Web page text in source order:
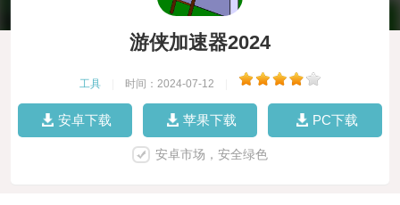
游侠加速器2024
工具 时间：2024-07-12
安卓下载 苹果下载 PC下载
安卓市场，安全绿色